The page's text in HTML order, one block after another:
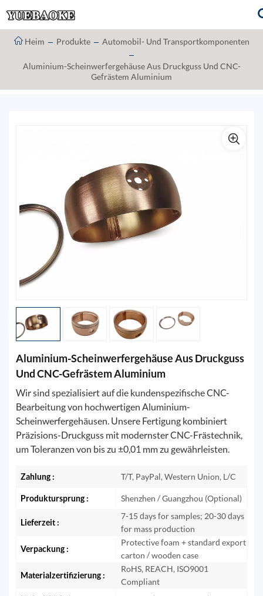
Heim Produkte Automobil- Und Transportkomponenten
Aluminium-Scheinwerfergehäuse Aus Druckguss Und CNC-
Gefrästem Aluminium
Aluminium-Scheinwerfergehäuse Aus Druckguss
Und CNC-Gefrästem Aluminium
Wir sind spezialisiert auf die kundenspezifische CNC-
Bearbeitung von hochwertigen Aluminium-
Scheinwerfergehäusen. Unsere Fertigung kombiniert
Präzisions-Druckguss mit modernster CNC-Frästechnik,
um Toleranzen von bis zu ±0,01 mm zu gewährleisten.
Zahlung : T/T, PayPal, Western Union, L/C
Produktursprung : Shenzhen / Guangzhou (Optional)
Lieferzeit :
7-15 days for samples; 20-30 days
for mass production
Verpackung :
Protective foam + standard export
carton / wooden case
Materialzertifizierung :
RoHS, REACH, ISO9001
Compliant